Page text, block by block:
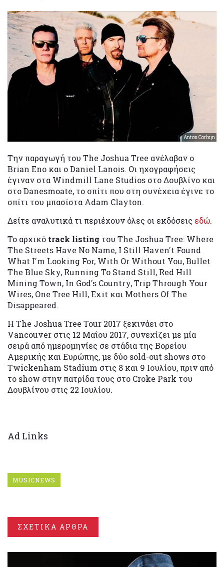
Anton Corbijn
Την παραγωγή του The Joshua Tree ανέλαβαν ο
Brian Eno και ο Daniel Lanois. Οι ηχογραφήσεις
έγιναν στα Windmill Lane Studios στο Δουβλίνο και
στο Danesmoate, το σπίτι που στη συνέχεια έγινε το
σπίτι του μπασίστα Adam Clayton.
Δείτε αναλυτικά τι περιέχουν όλες οι εκδόσεις εδώ.
Το αρχικό track listing του The Joshua Tree: Where
The Streets Have No Name, I Still Haven't Found
What I'm Looking For, With Or Without You, Bullet
The Blue Sky, Running To Stand Still, Red Hill
Mining Town, In God's Country, Trip Through Your
Wires, One Tree Hill, Exit και Mothers Of The
Disappeared.
Η The Joshua Tree Tour 2017 ξεκινάει στο
Vancouver στις 12 Μαΐου 2017, συνεχίζει με μία
σειρά από ημερομηνίες σε στάδια της Βορείου
Αμερικής και Ευρώπης, με δύο sold-out shows στο
Twickenham Stadium στις 8 και 9 Ιουλίου, πριν από
το show στην πατρίδα τους στο Croke Park του
Δουβλίνου στις 22 Ιουλίου.
Ad Links
MUSICNEWS
ΣΧΕΤΙΚΑ ΑΡΘΡΑ